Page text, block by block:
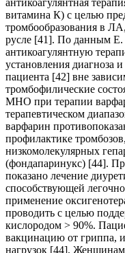
антикоагулянтная
витамина К) с целью
тромбообразования в
русле [41]. По данным Е.
антикоагулянтную
установления диагноза
пациента [42] вне
тромбофилические
МНО при терапии
терапевтическом
варфарин
профилактике
низкомолекулярных
(фондапаринукс) [44].
показано лечение
способствующей
применение
проводить с целью
кислородом > 90%.
вакцинацию от гриппа,
нагрузок [44]. Женщинам